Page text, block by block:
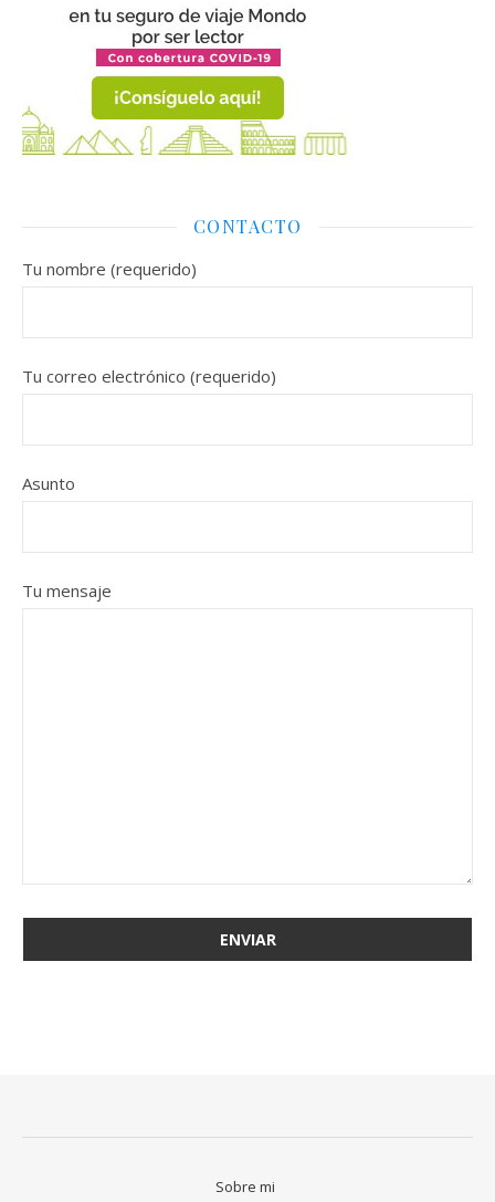
CONTACTO
Tu nombre (requerido)
Tu correo electrónico (requerido)
Asunto
Tu mensaje
Sobre mi